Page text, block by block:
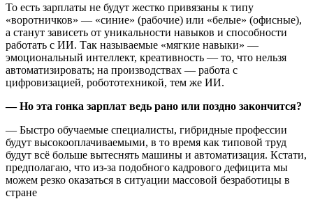
То есть зарплаты не будут жестко привязаны к типу
«воротничков» — «синие» (рабочие) или «белые» (офисные),
а станут зависеть от уникальности навыков и способности
работать с ИИ. Так называемые «мягкие навыки» —
эмоциональный интеллект, креативность — то, что нельзя
автоматизировать; на производствах — работа с
цифровизацией, робототехникой, тем же ИИ.
— Но эта гонка зарплат ведь рано или поздно закончится?
— Быстро обучаемые специалисты, гибридные профессии
будут высокооплачиваемыми, в то время как типовой труд
будут всё больше вытеснять машины и автоматизация. Кстати,
предполагаю, что из-за подобного кадрового дефицита мы
можем резко оказаться в ситуации массовой безработицы в
стране